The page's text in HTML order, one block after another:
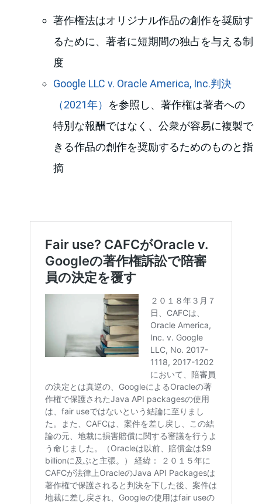
著作権法はオリジナル作品の創作を奨励す
るために、著者に短期間の独占を与える制
度
Google LLC v. Oracle America, Inc.判決
（2021年） を参照し、著作権は著者への
特別な報酬ではなく、公衆が容易に複製で
きる作品の創作を奨励するためのものと指
摘